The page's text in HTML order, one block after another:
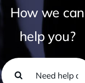
How we can
help you?
Search
for: